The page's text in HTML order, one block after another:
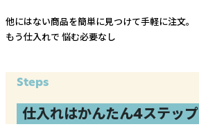
他にはない商品を簡単に見つけて手軽に注文。
もう仕入れで 悩む必要なし
Steps
仕入れはかんたん4ステップ